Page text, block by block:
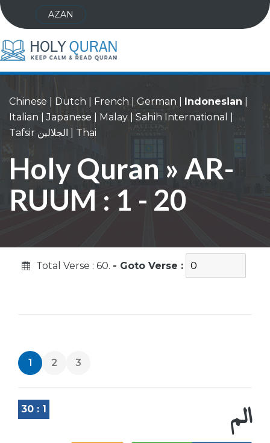
AZAN
Chinese Dutch French German Indonesian
Italian |Japanese Malay Sahih International
Tafsir الجلالين
Thai
Holy Quran » AR-
RUUM : 1 - 20
Total Verse : 60. - Goto Verse :
1 2 3
30 : 1 الم